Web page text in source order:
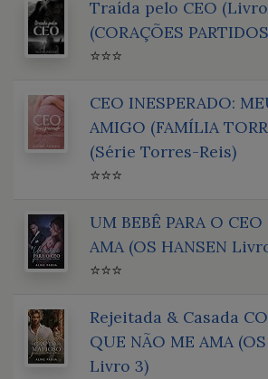
Traída pelo CEO
(CORAÇÕES
⭐⭐⭐
CEO INESPERADO:
AMIGO (FAMÍLIA
(Série Torres-Reis)
⭐⭐⭐
UM BEBÊ PARA O
AMA (OS HANSEN
⭐⭐⭐
Rejeitada & Casada
QUE NÃO ME AMA
Livro 3)